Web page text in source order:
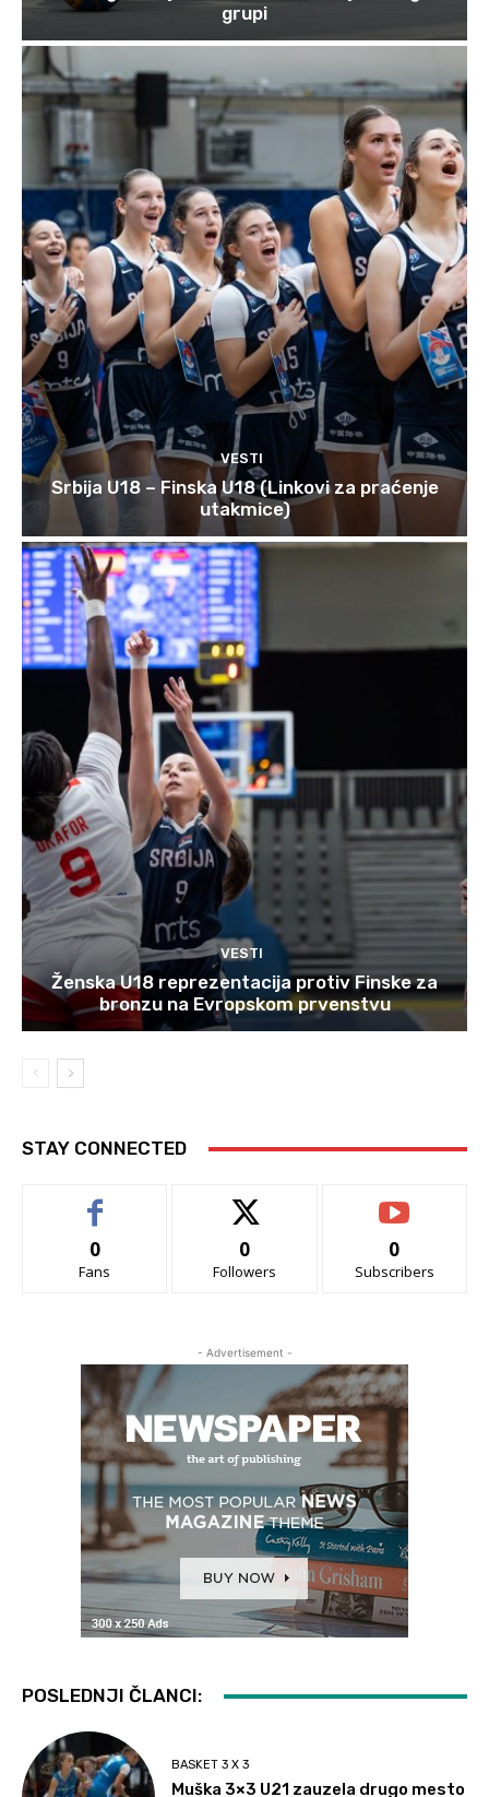
grupi
VESTI
Srbija U18 – Finska U18 (Linkovi za praćenje
utakmice)
VESTI
Ženska U18 reprezentacija protiv Finske za
bronzu na Evropskom prvenstvu
STAY CONNECTED
0
Fans
0
Followers
0
Subscribers
- Advertisement -
POSLEDNJI ČLANCI:
BASKET 3 X 3
Muška 3×3 U21 zauzela drugo mesto